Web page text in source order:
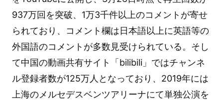
937万回を突破、1万3千件以上のコメントが寄せ
られており、コメント欄は日本語以上に英語等の
外国語のコメントが多数見受けられている。そし
て中国の動画共有サイト「bilibili」ではチャンネ
ル登録者数が125万人となっており、2019年には
上海のメルセデスベンツアリーナにて単独公演を